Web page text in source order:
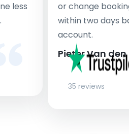
less
or change
within two days
account.
Pieter Van
35 reviews